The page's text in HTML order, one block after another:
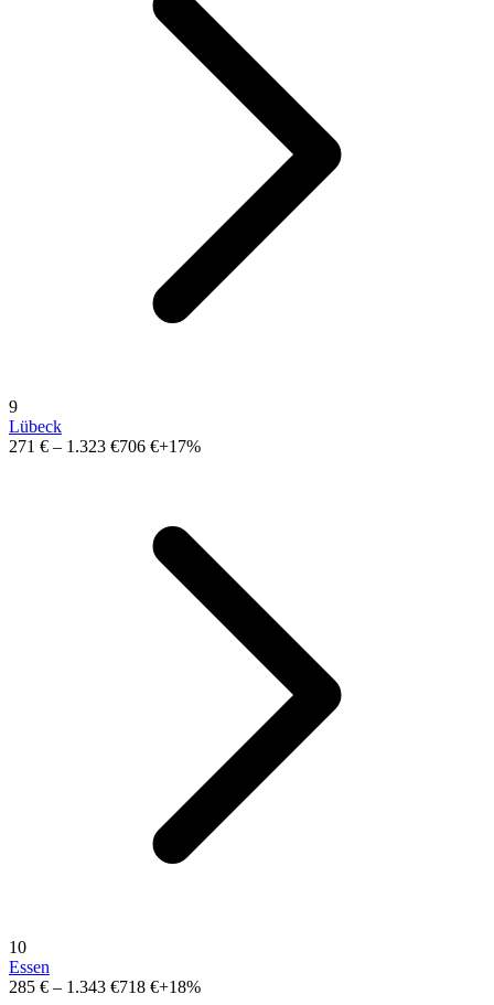
9
Lübeck
271 € – 1.323 €706 €+17%
10
Essen
285 € – 1.343 €718 €+18%